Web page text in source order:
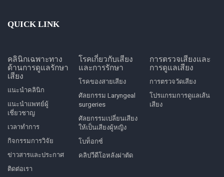
QUICK LINK
คลินิกเฉพาะทาง
ด้านการดูแลรักษา
เสียง
แนะนำคลินิก
แนะนำแพทย์ผู้
เชี่ยวชาญ
เวลาทำการ
กิจกรรมการวิจัย
ข่าวสารและประกาศ
ติดต่อเรา
โรคเกี่ยวกับเสียง
และการรักษา
โรคของสายเสียง
ศัลยกรรม Laryngeal
surgeries
ศัลยกรรมเปลี่ยนเสียง
ให้เป็นเสียงผู้หญิง
โบท็อกซ์
คลิปวีดีโอหลังผ่าตัด
การตรวจเสียงและ
การดูแลเสียง
การตรวจวัดเสียง
โปรแกรมการดูแลเส้น
เสียง